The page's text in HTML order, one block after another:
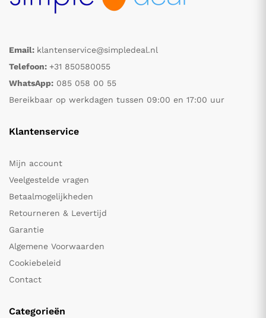
Email: klantenservice@simpledeal.nl
Telefoon: +31 850580055
WhatsApp: 085 058 00 55
Bereikbaar op werkdagen tussen 09:00 en 17:00 uur
Klantenservice
Mijn account
Veelgestelde vragen
Betaalmogelijkheden
Retourneren & Levertijd
Garantie
Algemene Voorwaarden
Cookiebeleid
Contact
Categorieën